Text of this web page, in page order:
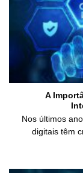
A
Nos últimos
digitais têm